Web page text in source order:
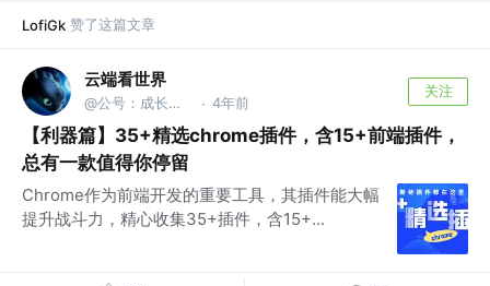
LofiGk 赞了这篇文章
云端看世界
@公号：成长的程序世界 · 4年前
关注
【利器篇】35+精选chrome插件，含15+前端插件，
总有一款值得你停留
Chrome作为前端开发的重要工具，其插件能大幅
提升战斗力，精心收集35+插件，含15+...